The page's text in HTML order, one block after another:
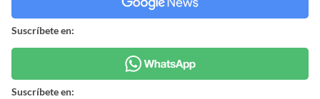
Suscríbete en:
Suscríbete en: